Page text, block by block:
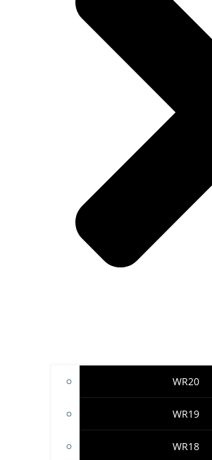
WR20
WR19
WR18